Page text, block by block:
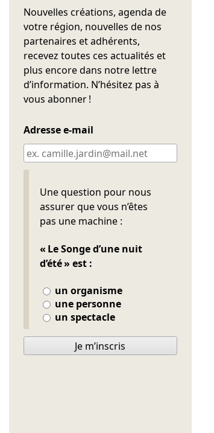
Nouvelles créations, agenda de
votre région, nouvelles de nos
partenaires et adhérents,
recevez toutes ces actualités et
plus encore dans notre lettre
d’information. N’hésitez pas à
vous abonner !
Adresse e-mail
Une question pour nous
assurer que vous n’êtes
pas une machine :
« Le Songe d’une nuit
d’été » est :
un organisme
une personne
un spectacle
Ne pas remplir
Je m’inscris